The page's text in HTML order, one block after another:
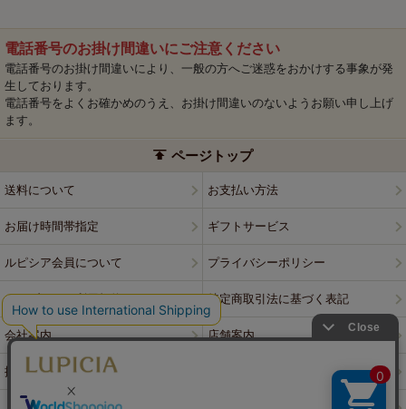
電話番号のお掛け間違いにご注意ください
電話番号のお掛け間違いにより、一般の方へご迷惑をおかけする事象が発
生しております。
電話番号をよくお確かめのうえ、お掛け間違いのないようお願い申し上げ
ます。
ページトップ
送料について お支払い方法
お届け時間帯指定 ギフトサービス
ルピシア会員について プライバシーポリシー
ウェブサイト利用規約 特定商取引法に基づく表記
会社案内 店舗案内
採用情報